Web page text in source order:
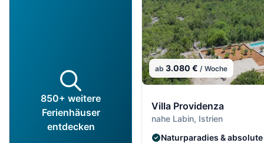
850+ weitere
Ferienhäuser
entdecken
ab 3.080 € / Woche
Villa Providenza
nahe Labin, Istrien
Naturparadies &